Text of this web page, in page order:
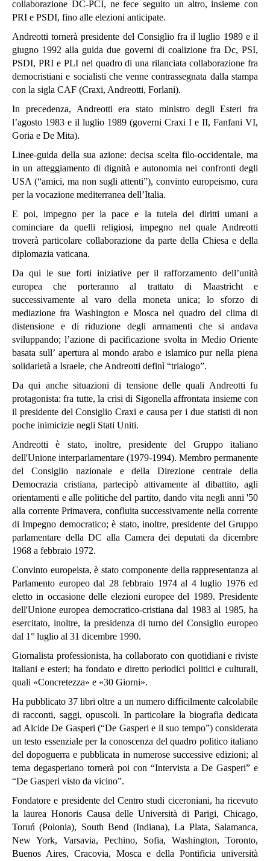
collaborazione DC-PCI, ne fece seguito un altro, insieme con
PRI e PSDI, fino alle elezioni anticipate.
Andreotti tornerà presidente del Consiglio fra il luglio 1989 e il
giugno 1992 alla guida due governi di coalizione fra Dc, PSI,
PSDI, PRI e PLI nel quadro di una rilanciata collaborazione fra
democristiani e socialisti che venne contrassegnata dalla stampa
con la sigla CAF (Craxi, Andreotti, Forlani).
In precedenza, Andreotti era stato ministro degli Esteri fra
l’agosto 1983 e il luglio 1989 (governi Craxi I e II, Fanfani VI,
Goria e De Mita).
Linee-guida della sua azione: decisa scelta filo-occidentale, ma
in un atteggiamento di dignità e autonomia nei confronti degli
USA (“amici, ma non sugli attenti”), convinto europeismo, cura
per la vocazione mediterranea dell’Italia.
E poi, impegno per la pace e la tutela dei diritti umani a
cominciare da quelli religiosi, impegno nel quale Andreotti
troverà particolare collaborazione da parte della Chiesa e della
diplomazia vaticana.
Da qui le sue forti iniziative per il rafforzamento dell’unità
europea che porteranno al trattato di Maastricht e
successivamente al varo della moneta unica; lo sforzo di
mediazione fra Washington e Mosca nel quadro del clima di
distensione e di riduzione degli armamenti che si andava
sviluppando; l’azione di pacificazione svolta in Medio Oriente
basata sull’ apertura al mondo arabo e islamico pur nella piena
solidarietà a Israele, che Andreotti definì “trialogo”.
Da qui anche situazioni di tensione delle quali Andreotti fu
protagonista: fra tutte, la crisi di Sigonella affrontata insieme con
il presidente del Consiglio Craxi e causa per i due statisti di non
poche inimicizie negli Stati Uniti.
Andreotti è stato, inoltre, presidente del Gruppo italiano
dell'Unione interparlamentare (1979-1994). Membro permanente
del Consiglio nazionale e della Direzione centrale della
Democrazia cristiana, partecipò attivamente al dibattito, agli
orientamenti e alle politiche del partito, dando vita negli anni '50
alla corrente Primavera, confluita successivamente nella corrente
di Impegno democratico; è stato, inoltre, presidente del Gruppo
parlamentare della DC alla Camera dei deputati da dicembre
1968 a febbraio 1972.
Convinto europeista, è stato componente della rappresentanza al
Parlamento europeo dal 28 febbraio 1974 al 4 luglio 1976 ed
eletto in occasione delle elezioni europee del 1989. Presidente
dell'Unione europea democratico-cristiana dal 1983 al 1985, ha
esercitato, inoltre, la presidenza di turno del Consiglio europeo
dal 1° luglio al 31 dicembre 1990.
Giornalista professionista, ha collaborato con quotidiani e riviste
italiani e esteri; ha fondato e diretto periodici politici e culturali,
quali «Concretezza» e «30 Giorni».
Ha pubblicato 37 libri oltre a un numero difficilmente calcolabile
di racconti, saggi, opuscoli. In particolare la biografia dedicata
ad Alcide De Gasperi (“De Gasperi e il suo tempo”) considerata
un testo essenziale per la conoscenza del quadro politico italiano
del dopoguerra e pubblicata in numerose successive edizioni; al
tema degasperiano tornerà poi con “Intervista a De Gasperi” e
“De Gasperi visto da vicino”.
Fondatore e presidente del Centro studi ciceroniani, ha ricevuto
la laurea Honoris Causa delle Università di Parigi, Chicago,
Toruń (Polonia), South Bend (Indiana), La Plata, Salamanca,
New York, Varsavia, Pechino, Sofia, Washington, Toronto,
Buenos Aires, Cracovia, Mosca e della Pontificia università